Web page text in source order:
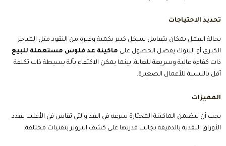
تحديد الاحتياجات
بحالة العمل بمكان يتعامل بشكل كبير بكمية وفيرة من النقود مثل المتاجر
الكبرى أو البنوك يفضل الحصول على ماكينة عد فلوس مستعملة للبيع
ذات كفاءة عالية وسريعة للغاية. بينما يمكن الاكتفاء بآلة بسيطة ذات تكلفة
أقل بالنسبة للأعمال الصغيرة.
المميزات
يجب أن تتضمن الماكينة المختارة سرعه في العد والتي تقاس في الأغلب بعدد
الأوراق النقدية بالدقيقة بجانب قدرتها على كشف التزوير بتقنيات مختلفة.